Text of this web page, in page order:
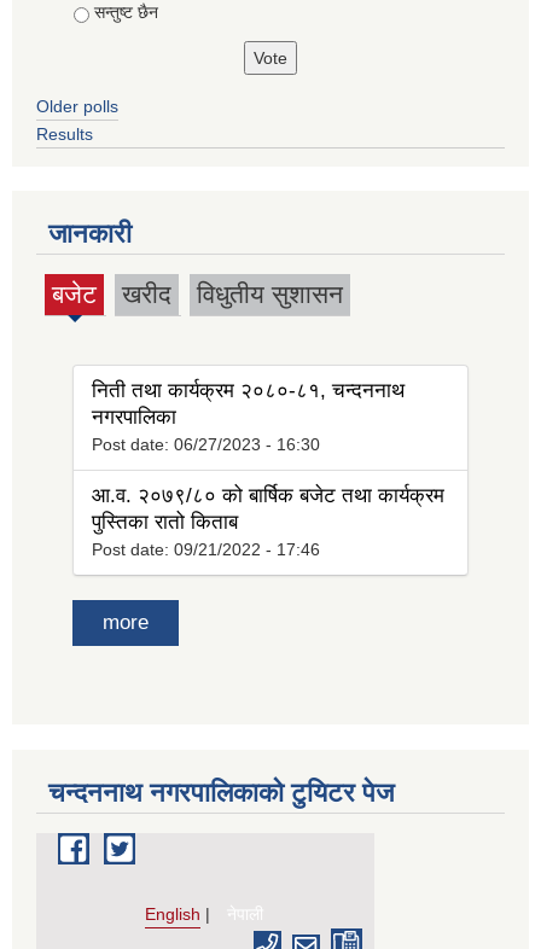
सन्तुष्ट छैन
Older polls
Results
जानकारी
बजेट
(active
खरीद विधुतीय सुशासन
निती तथा कार्यक्रम २०८०-८१, चन्दननाथ
नगरपालिका
Post date: 06/27/2023 - 16:30
आ.व. २०७९/८० को बार्षिक बजेट तथा कार्यक्रम
पुस्तिका रातो किताब
Post date: 09/21/2022 - 17:46
more
चन्दननाथ नगरपालिकाको टुयिटर पेज